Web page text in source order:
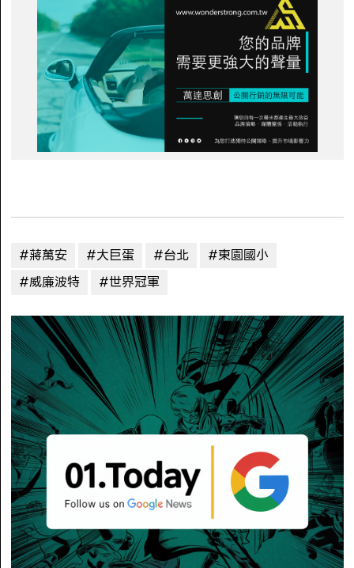
#蔣萬安 #大巨蛋 #台北
#東園國小
#威廉波特
#世界冠軍